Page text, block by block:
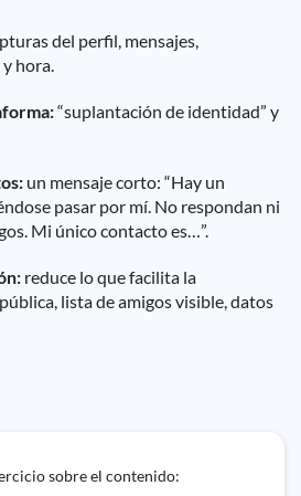
del perfil, mensajes,
hora.
“suplantación de identidad” y
un mensaje corto: “Hay un
pasar por mí. No respondan ni
Mi único contacto es…”.
reduce lo que facilita la
lista de amigos visible, datos
sobre el contenido: